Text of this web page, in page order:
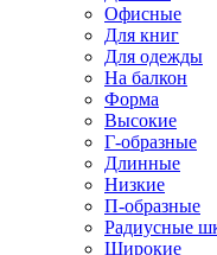
Офисные
Для книг
Для одежды
На балкон
Форма
Высокие
Г-образные
Длинные
Низкие
П-образные
Радиусные
Широкие